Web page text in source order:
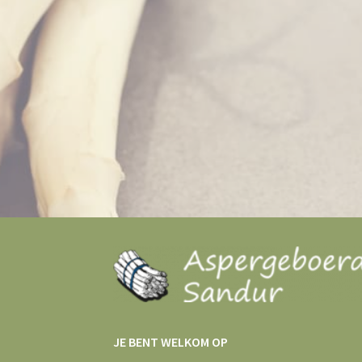
JE BENT WELKOM OP